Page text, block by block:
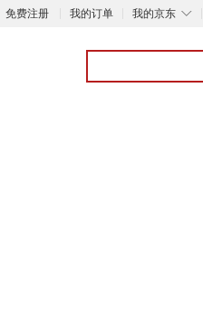
免费注册 我的订单 ◇
我的京东